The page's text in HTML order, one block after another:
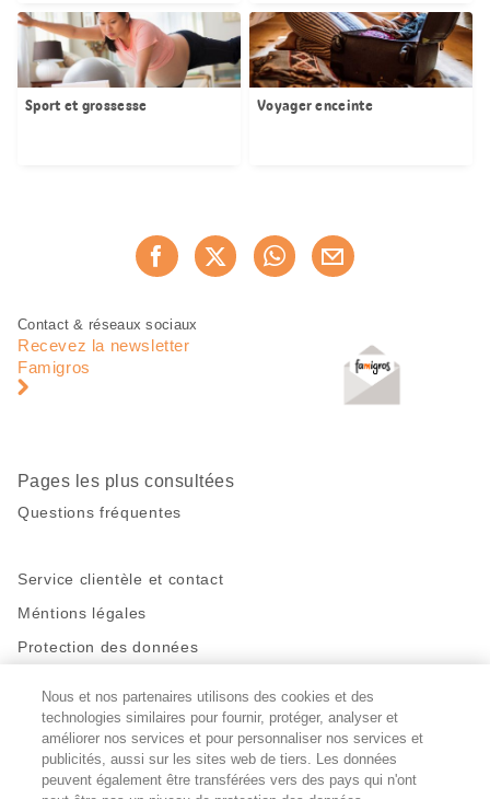
Sport et grossesse Voyager enceinte
Recommander maintenant
Pied
page
Navigation
pied
Contact & réseaux sociaux
Recevez la newsletter
Famigros
Pages les plus consultées
Questions fréquentes
Service clientèle et contact
Méntions légales
Protection des données
Restez en contact!
Facebook
http://twitter.com/migros
https://www.youtube.com/user/
PinterestInstagram
Nous et nos partenaires utilisons des cookies et des
technologies similaires pour fournir, protéger, analyser et
améliorer nos services et pour personnaliser nos services et
publicités, aussi sur les sites web de tiers. Les données
peuvent également être transférées vers des pays qui n'ont